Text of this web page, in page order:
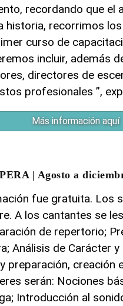
recordando que
historia, recorrimos
curso de
incluir, además
directores de
profesionales ”,
Más información aquí
| Agosto a
fue gratuita. Los
A los cantantes se
de repertorio;
Análisis de Carácter
preparación,
serán: Nociones
Introducción al